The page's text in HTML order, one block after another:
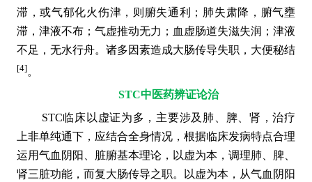
滞，或气郁化火伤津，则腑失通利；肺失肃降，腑气壅
滞，津液不布；气虚推动无力；血虚肠道失滋失润；津液
不足，无水行舟。诸多因素造成大肠传导失职，大便秘结
[4]。
STC中医药辨证论治
STC临床以虚证为多，主要涉及肺、脾、肾，治疗
上非单纯通下，应结合全身情况，根据临床发病特点合理
运用气血阴阳、脏腑基本理论，以虚为本，调理肺、脾、
肾三脏功能，而复大肠传导之职。以虚为本，从气血阴阳